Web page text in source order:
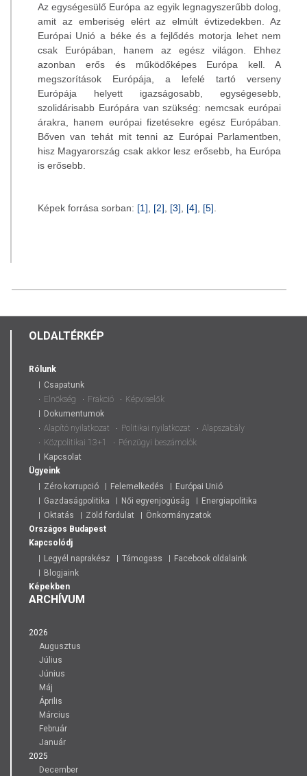
Az egységesülő Európa az egyik legnagyszerűbb dolog,
amit az emberiség elért az elmúlt évtizedekben. Az
Európai Unió a béke és a fejlődés motorja lehet nem
csak Európában, hanem az egész világon. Ehhez
azonban erős és működőképes Európa kell. A
megszorítások Európája, a lefelé tartó verseny
Európája helyett igazságosabb, egységesebb,
szolidárisabb Európára van szükség: nemcsak európai
árakra, hanem európai fizetésekre egész Európában.
Bőven van tehát mit tenni az Európai Parlamentben,
hisz Magyarország csak akkor lesz erősebb, ha Európa
is erősebb.
Képek forrása sorban: [1] [2] [3] [4] [5]
OLDALTÉRKÉP
Rólunk
Csapatunk
Elnökség
Frakció
Képviselők
Dokumentumok
Alapító nyilatkozat
Politikai nyilatkozat
Alapszabály
Közpolitikai 13+1
Pénzügyi beszámolók
Kapcsolat
Ügyeink
Zéro korrupció
Felemelkedés
Európai Unió
Gazdaságpolitika
Női egyenjogúság
Energiapolitika
Oktatás
Zöld fordulat
Önkormányzatok
Országos Budapest
Kapcsolódj
Legyél naprakész
Támogass
Facebook oldalaink
Blogjaink
Képekben
ARCHÍVUM
2026
Augusztus
Július
Június
Máj
Április
Március
Február
Január
2025
December